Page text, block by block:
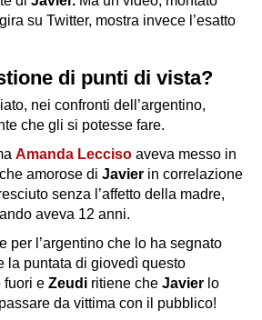
su Twitter, mostra invece l’esatto
di punti di vista?
nei confronti dell’argentino,
che gli si potesse fare.
Amanda Lecciso aveva messo in
amorose di Javier in correlazione
senza l’affetto della madre,
aveva 12 anni.
per l’argentino che lo ha segnato
la puntata di giovedì questo
fuori e Zeudi ritiene che Javier lo
da vittima con il pubblico!